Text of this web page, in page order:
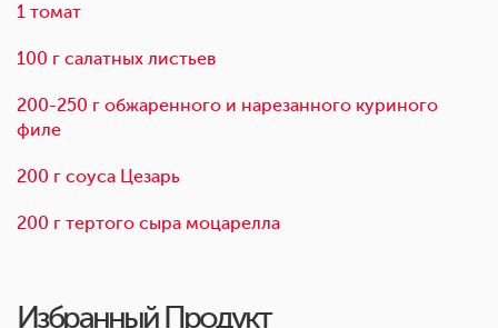
1 томат
100 г салатных листьев
200-250 г обжаренного и нарезанного куриного
филе
200 г соуса Цезарь
200 г тертого сыра моцарелла
Избранный Продукт